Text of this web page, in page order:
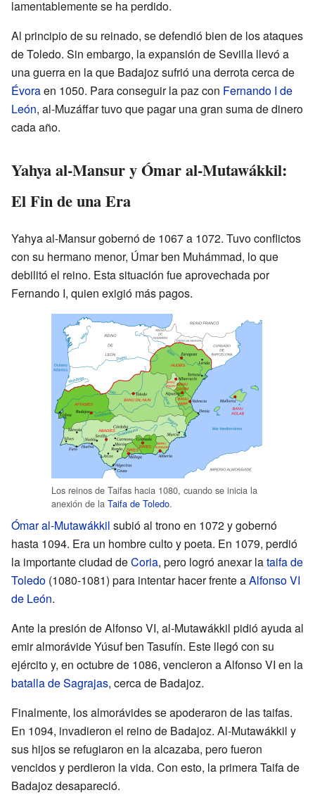
lamentablemente se ha perdido.
Al principio de su reinado, se defendió bien de los ataques
de Toledo. Sin embargo, la expansión de Sevilla llevó a
una guerra en la que Badajoz sufrió una derrota cerca de
Évoraen 1050. Para conseguir la paz con Fernando I de
León, al-Muzáffar tuvo que pagar una gran suma de dinero
cada año.
Yahya al-Mansur y Ómar al-Mutawákkil:
El Fin de una Era
Yahya al-Mansur gobernó de 1067 a 1072. Tuvo conflictos
con su hermano menor, Úmar ben Muhámmad, lo que
debilitó el reino. Esta situación fue aprovechada por
Fernando I, quien exigió más pagos.
Los reinos de Taifas hacia 1080, cuando se inicia la
anexión de la Taifa de Toledo.
Ómar al-Mutawákkil subió al trono en 1072 y gobernó
hasta 1094. Era un hombre culto y poeta. En 1079, perdió
la importante ciudad deCoria, pero logró anexar lataifa de
Toledo (1080-1081) para intentar hacer frente aAlfonso VI
de León.
Ante la presión de Alfonso VI, al-Mutawákkil pidió ayuda al
emir almorávide Yúsuf ben Tasufín. Este llegó con su
ejército y, en octubre de 1086, vencieron a Alfonso VI en la
batalla de Sagrajas, cerca de Badajoz.
Finalmente, los almorávides se apoderaron de las taifas.
En 1094, invadieron el reino de Badajoz. Al-Mutawákkil y
sus hijos se refugiaron en la alcazaba, pero fueron
vencidos y perdieron la vida. Con esto, la primera Taifa de
Badajoz desapareció.